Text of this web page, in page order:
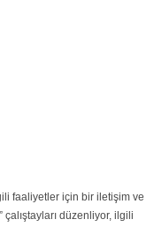
faaliyetler için bir iletişim ve
çalıştayları düzenliyor, ilgili